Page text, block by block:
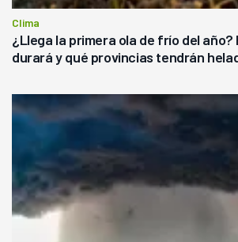
Clima
¿Llega la primera ola de frío del
durará y qué provincias tendrán